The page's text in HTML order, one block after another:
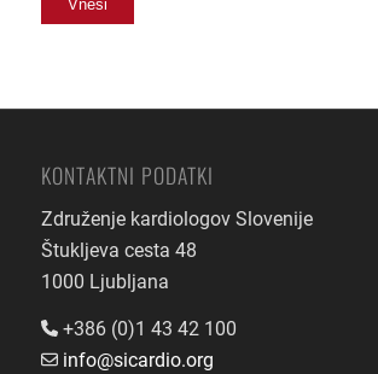
KONTAKTNI PODATKI
Združenje kardiologov Slovenije
Štukljeva cesta 48
1000 Ljubljana
+386 (0)1 43 42 100
info@sicardio.org